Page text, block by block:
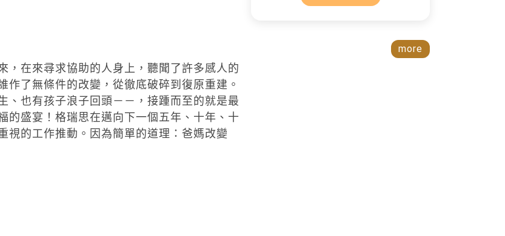
，在來尋求協助的人身上，聽聞了許多感人的
了無條件的改變，從徹底破碎到復原重建。
、也有孩子浪子回頭－－，接踵而至的就是最
的盛宴！格瑞思在邁向下一個五年、十年、十
視的工作推動。因為簡單的道理：爸媽改變
more